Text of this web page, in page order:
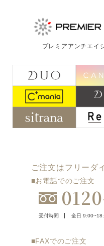
ご注文はフリーダ
受付時間 全日 9:00~18:00
フォームでの
プレミアアンチエイ
ご注文はフリーダ
■お電話でのご注文
受付時間 全日
■FAXでのご注文